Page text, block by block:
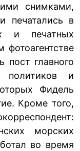
снимками,
печатались в
и печатных
фотоагентстве
пост главного
политиков и
Фидель
Кроме того,
морских
во время